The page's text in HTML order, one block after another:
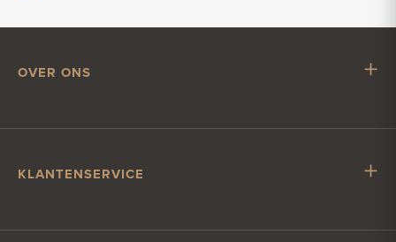
OVER ONS
Vacatures
KLANTENSERVICE